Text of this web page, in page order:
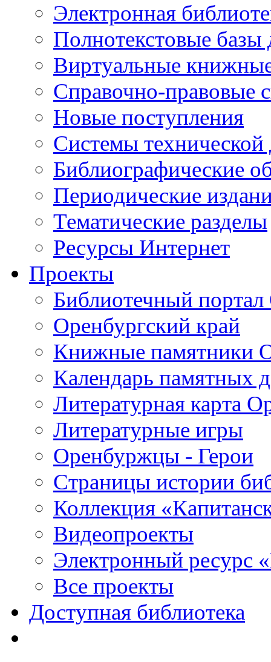
Электронная
Полнотекстовые
Виртуальные
Справочно-правовые
Новые поступления
Cистемы
Библиографические
Периодические
Тематические разделы
Ресурсы Интернет
Проекты
Библиотечный портал
Оренбургский край
Книжные памятники
Календарь памятных
Литературная карта
Литературные игры
Оренбуржцы - Герои
Страницы истории
Коллекция
Видеопроекты
Электронный ресурс
Все проекты
Доступная библиотека